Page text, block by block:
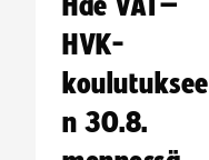
Hae VAT–
HVK-
koulutuksee
n 30.8.